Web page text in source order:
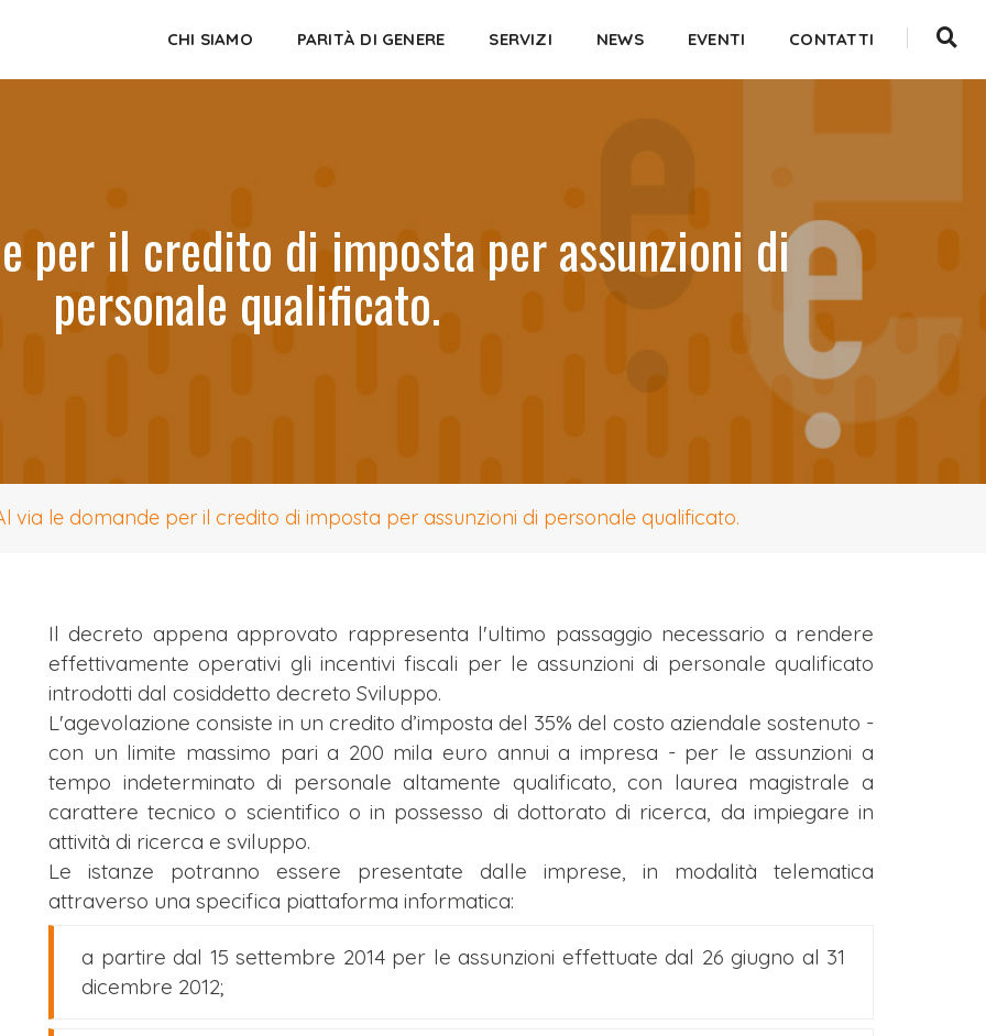
CHI SIAMO PARITÀ DI GENERE SERVIZI NEWS EVENTI CONTATTI
per il credito di imposta per assunzioni di
personale qualificato.
via le domande per il credito di imposta per assunzioni di personale qualificato.
Il decreto appena approvato rappresenta l'ultimo passaggio necessario a rendere
effettivamente operativi gli incentivi fiscali per le assunzioni di personale qualificato
introdotti dal cosiddetto decreto Sviluppo.
L'agevolazione consiste in un credito d’imposta del 35% del costo aziendale sostenuto -
con un limite massimo pari a 200 mila euro annui a impresa - per le assunzioni a
tempo indeterminato di personale altamente qualificato, con laurea magistrale a
carattere tecnico o scientifico o in possesso di dottorato di ricerca, da impiegare in
attività di ricerca e sviluppo.
Le istanze potranno essere presentate dalle imprese, in modalità telematica
attraverso una specifica piattaforma informatica:
a partire dal 15 settembre 2014 per le assunzioni effettuate dal 26 giugno al 31
dicembre 2012;